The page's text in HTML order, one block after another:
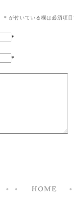
* が付いている欄は必須項
*
*